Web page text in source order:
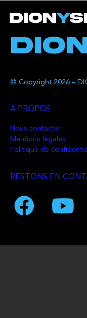
© Copyright 2026 –
À PROPOS
Nous contacter
Mentions légales
Politique de
RESTONS EN